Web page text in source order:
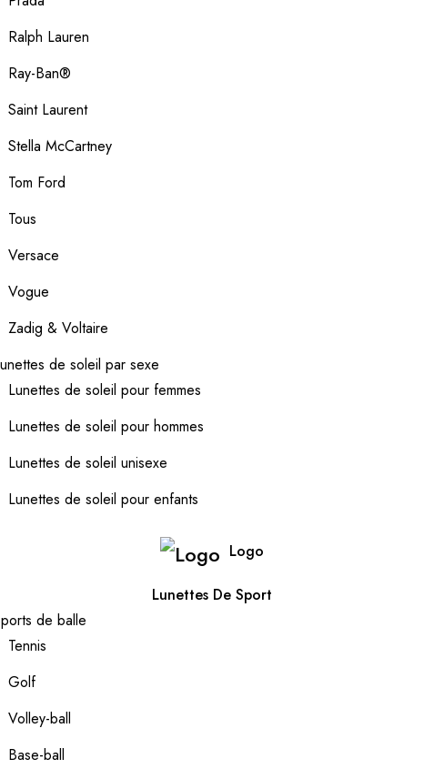
Ralph Lauren
Ray-Ban®
Saint Laurent
Stella McCartney
Tom Ford
Tous
Versace
Vogue
Zadig & Voltaire
de soleil par sexe
Lunettes de soleil pour femmes
Lunettes de soleil pour hommes
Lunettes de soleil unisexe
Lunettes de soleil pour enfants
Logo
Lunettes De Sport
de balle
Tennis
Golf
Volley-ball
Base-ball